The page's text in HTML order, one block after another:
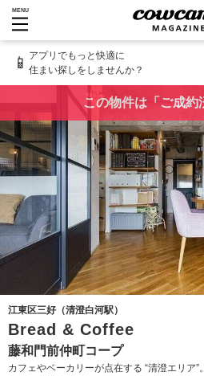
MENU
📱 アプリでもっと快適に
住まい探しをしませんか？
この物件は「ご成約
江東区三好（清澄白河駅）
Bread & Coffee
藤和門前仲町コープ
カフェやベーカリーが点在する “清澄エリア